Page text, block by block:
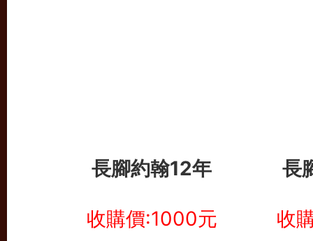
長腳約翰12年 長
收購價:1000元 收